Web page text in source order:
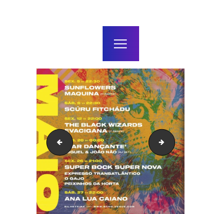
agenda / bilhetes
alugar
mais